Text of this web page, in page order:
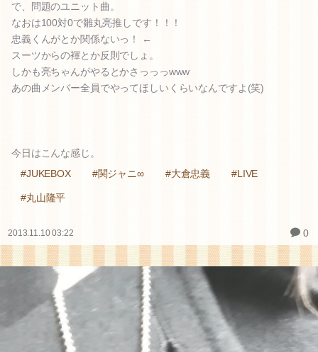
で、問題のユニット曲。
なおは100対0で雛丸亮推しです！！！
忠義くんがとか関係ないっ！ ←
スーツからの褌とか反則でしょ。
しかも亮ちゃんがやるとかさっっっwww
あの曲メンバー全員でやってほしいくらいなんですよ(笑)
今日はこんな感じ。
#JUKEBOX
#関ジャニ∞ #大倉忠義 #LIVE
#丸山隆平
2013.11.10 03:22 0